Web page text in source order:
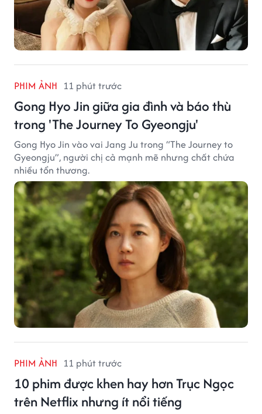
PHIM ẢNH 11 phút trước
Gong Hyo Jin giữa gia đình và báo thù
trong 'The Journey To Gyeongju'
Gong Hyo Jin vào vai Jang Ju trong “The Journey to
Gyeongju”, người chị cả mạnh mẽ nhưng chất chứa
nhiều tổn thương.
PHIM ẢNH 11 phút trước
10 phim được khen hay hơn Trục Ngọc
trên Netflix nhưng ít nổi tiếng